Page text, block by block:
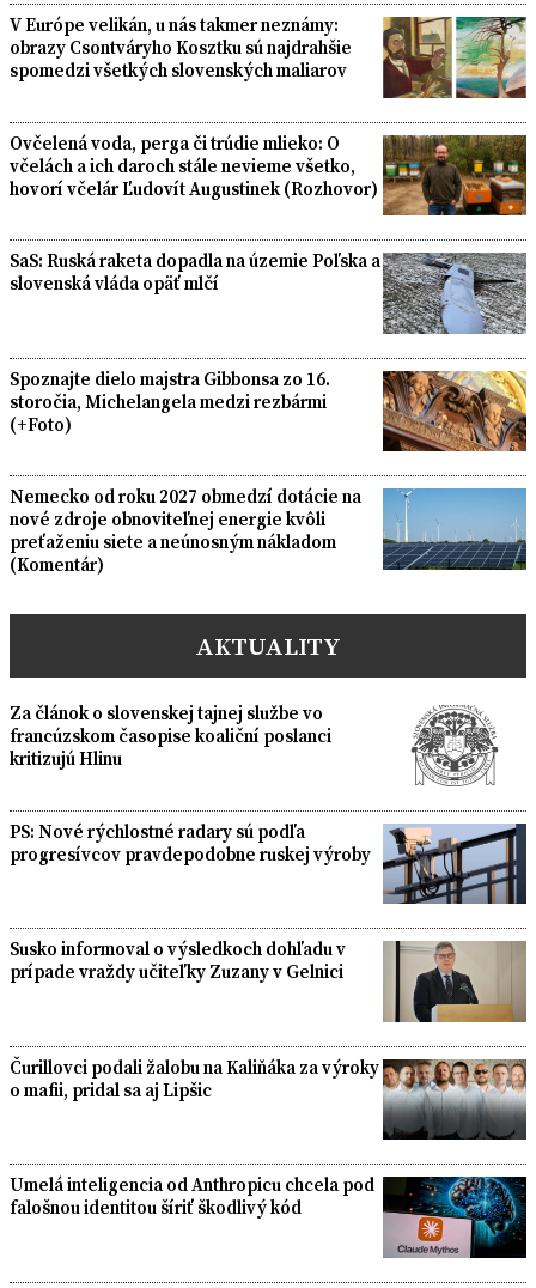
V Európe velikán, u nás takmer neznámy:
obrazy Csontváryho Kosztku sú najdrahšie
spomedzi všetkých slovenských maliarov
Ovčelená voda, perga či trúdie mlieko: O
včelách a ich daroch stále nevieme všetko,
hovorí včelár Ľudovít Augustinek (Rozhovor)
SaS: Ruská raketa dopadla na územie Poľska a
slovenská vláda opäť mlčí
Spoznajte dielo majstra Gibbonsa zo 16.
storočia, Michelangela medzi rezbármi
(+Foto)
Nemecko od roku 2027 obmedzí dotácie na
nové zdroje obnoviteľnej energie kvôli
preťaženiu siete a neúnosným nákladom
(Komentár)
AKTUALITY
Za článok o slovenskej tajnej službe vo
francúzskom časopise koaliční poslanci
kritizujú Hlinu
PS: Nové rýchlostné radary sú podľa
progresívcov pravdepodobne ruskej výroby
Susko informoval o výsledkoch dohľadu v
prípade vraždy učiteľky Zuzany v Gelnici
Čurillovci podali žalobu na Kaliňáka za výroky
o mafii, pridal sa aj Lipšic
Umelá inteligencia od Anthropicu chcela pod
falošnou identitou šíriť škodlivý kód